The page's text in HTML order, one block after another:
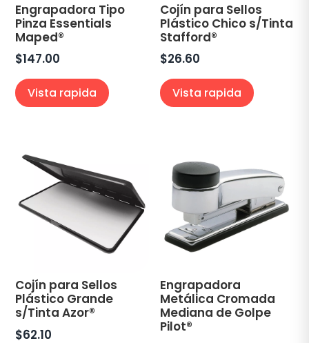
Engrapadora Tipo
Pinza Essentials
Maped®
$147.00
Vista rapida
Cojín para Sellos
Plástico Chico s/Tinta
Stafford®
$26.60
Vista rapida
Cojín para Sellos
Plástico Grande
s/Tinta Azor®
$62.10
Engrapadora
Metálica Cromada
Mediana de Golpe
Pilot®